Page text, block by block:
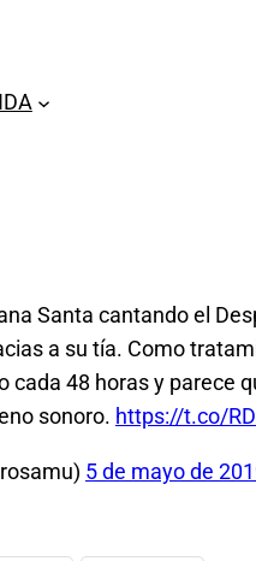
Santa cantando el
a su tía. Como
cada 48 horas y parece
sonoro. https://t.co/
5 de mayo de